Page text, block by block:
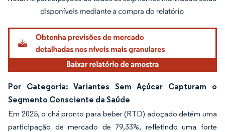
Imagem © Mordor Intelligence. O reuso requer atribuição conforme CC BY 4.0.
Por Categoria: Variantes Sem Açúcar Capturam o
Segmento Consciente da Saúde
Em 2025, o chá pronto para beber (RTD) adoçado detém uma
participação de mercado de 79,33%, refletindo uma forte